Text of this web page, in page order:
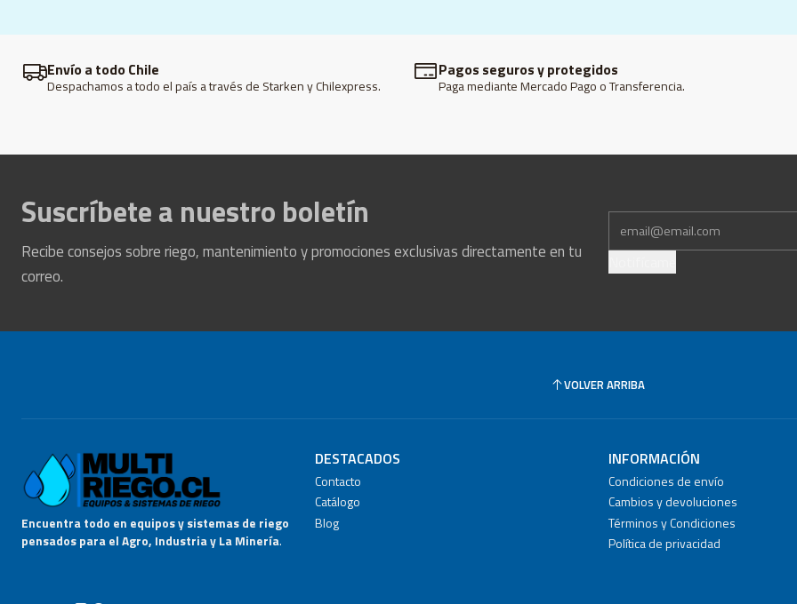
Envío a todo Chile
Despachamos a todo el país a través de Starken y Chilexpress.
Pagos seguros y protegidos
Paga mediante Mercado Pago o Transferencia.
Suscríbete a nuestro boletín
Recibe consejos sobre riego, mantenimiento y promociones exclusivas directamente en tu
correo.
VOLVER ARRIBA
Encuentra todo en equipos y sistemas de riego
pensados para el Agro, Industria y La Minería.
DESTACADOS
Contacto
Catálogo
Blog
INFORMACIÓN
Condiciones de envío
Cambios y devoluciones
Términos y Condiciones
Política de privacidad